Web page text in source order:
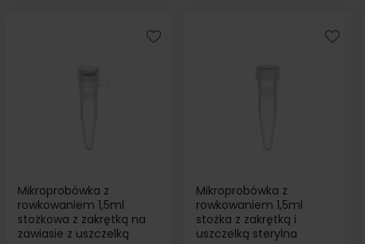
Mikroprobówka z
rowkowaniem 1,5ml
stożkowa z zakrętką na
zawiasie z uszczelką
Mikroprobówka z
rowkowaniem 1,5ml
stożka z zakrętką i
uszczelką sterylna